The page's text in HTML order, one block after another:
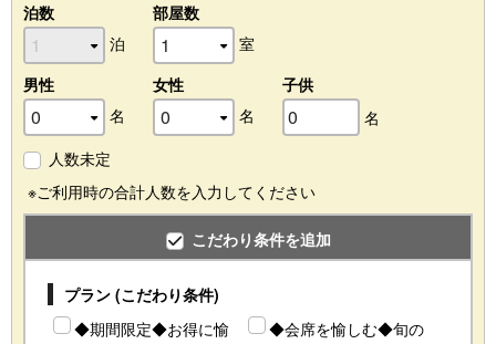
泊数
泊
部屋数
室
男性
名
女性
名
子供
名
人数未定
※ご利用時の合計人数を入力してください
こだわり条件を追加
プラン (こだわり条件)
◆期間限定◆お得に愉
◆会席を愉しむ◆旬の